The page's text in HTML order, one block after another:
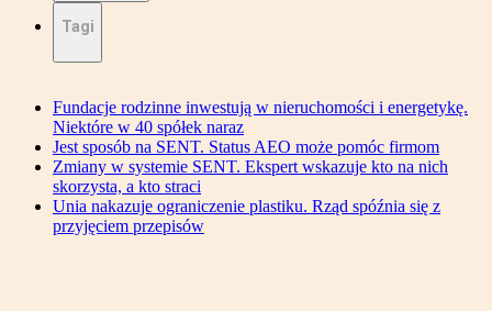
Tagi
Fundacje rodzinne inwestują w nieruchomości i energetykę.
Niektóre w 40 spółek naraz
Jest sposób na SENT. Status AEO może pomóc firmom
Zmiany w systemie SENT. Ekspert wskazuje kto na nich
skorzysta, a kto straci
Unia nakazuje ograniczenie plastiku. Rząd spóźnia się z
przyjęciem przepisów